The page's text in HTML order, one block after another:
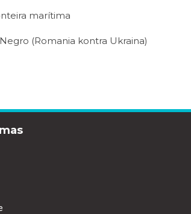
marítima
(Romania kontra Ukraina)